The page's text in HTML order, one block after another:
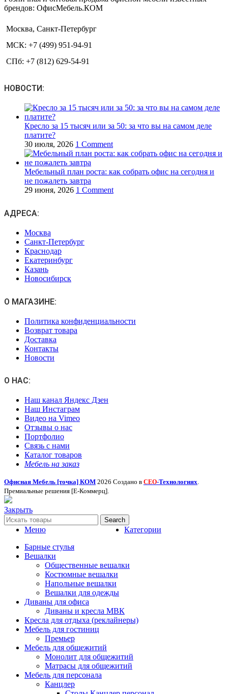
брендов: ОфисМебель.КОМ
Москва, Санкт-Петербург
МСК: +7 (499) 951-94-91
СПб: +7 (812) 629-54-91
НОВОСТИ:
Кресло за 15 тысяч или за 50: за что вы на самом деле
платите?
30 июля, 2026 1 Comment
Мебельный план роста: как собрать офис на сегодня и
не пожалеть завтра
29 июня, 2026 1 Comment
АДРЕСА:
Москва
Санкт-Петербург
Краснодар
Екатеринбург
Казань
Новосибирск
О МАГАЗИНЕ:
Политика конфиденциальности
Возврат товара
Доставка
Контакты
Новости
О НАС:
Наш канал Яндекс Дзен
Наш Инстаграм
Видео на Vimeo
Отзывы о нас
Портфолио
Связь с нами
Каталог товаров
Мебель на заказ
Офисная Мебель [точка] КОМ 2026 Создано в СЕО-Технологиях.
Премиальные решения [Е-Коммерц].
Закрыть
Search
Меню
Категории
Барные стулья
Вешалки
Общественные вешалки
Костюмные вешалки
Напольные вешалки
Вешалки для одежды
Диваны для офиса
Диваны и кресла МВК
Кресла для отдыха (реклайнеры)
Мебель для гостиниц
Премьер
Мебель для общежитий
Монолит для общежитий
Матрасы для общежитий
Мебель для персонала
Канцлер